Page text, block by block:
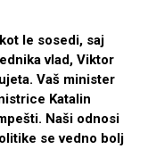
le sosedi, saj
vlad, Viktor
Vaš minister
Katalin
Naši odnosi
se vedno bolj